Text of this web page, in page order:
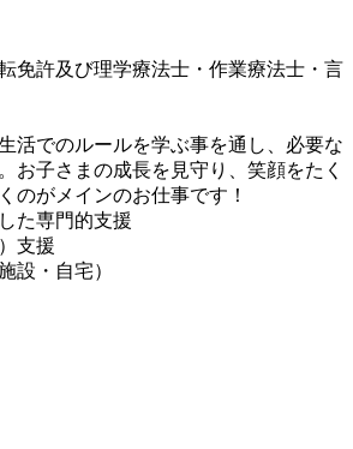
免許及び理学療法士・作業療法士・言
活でのルールを学ぶ事を通し、必要な
お子さまの成長を見守り、笑顔をたく
のがメインのお仕事です！
た専門的支援
支援
設・自宅）